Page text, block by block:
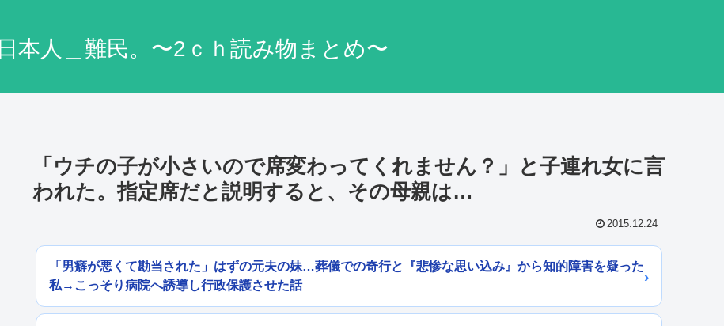
日本人＿難民。〜2ｃｈ読み物まとめ〜
「ウチの子が小さいので席変わってくれません？」と子連れ女に言
われた。指定席だと説明すると、その母親は…
2015.12.24
「男癖が悪くて勘当された」はずの元夫の妹…葬儀での奇行と『悲惨な思い込み』から知的障害を疑った
私→こっそり病院へ誘導し行政保護させた話